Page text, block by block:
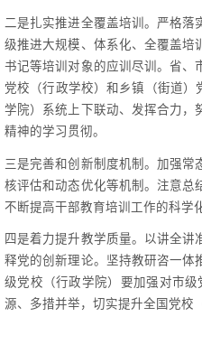
二是扎实推进全覆盖培训。严格落
级推进大规模、体系化、全覆盖培
书记等培训对象的应训尽训。省、
党校（行政学校）和乡镇（街道）
学院）系统上下联动、发挥合力，
精神的学习贯彻。
三是完善和创新制度机制。加强
核评估和动态优化等机制。注意总
不断提高干部教育培训工作的科学
四是着力提升教学质量。以讲全
释党的创新理论。坚持教研咨一体
级党校（行政学院）要加强对市
源、多措并举，切实提升全国党校